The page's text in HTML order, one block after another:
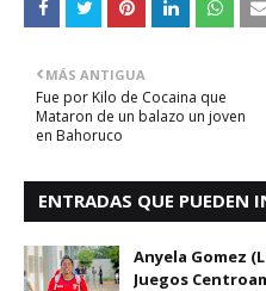
MÁS ANTIGUA
Fue por Kilo de Cocaina que
Mataron de un balazo un joven
en Bahoruco
ENTRADAS QUE PUEDEN
Anyela Gomez
Juegos